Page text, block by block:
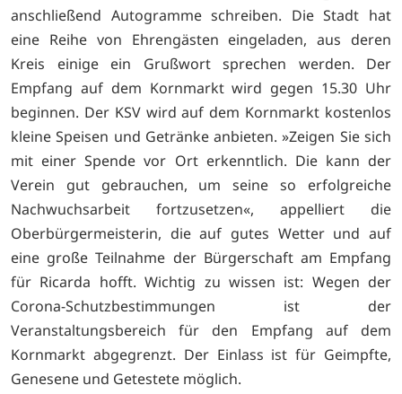
anschließend Autogramme schreiben. Die Stadt hat
eine Reihe von Ehrengästen eingeladen, aus deren
Kreis einige ein Grußwort sprechen werden. Der
Empfang auf dem Kornmarkt wird gegen 15.30 Uhr
beginnen. Der KSV wird auf dem Kornmarkt kostenlos
kleine Speisen und Getränke anbieten. »Zeigen Sie sich
mit einer Spende vor Ort erkenntlich. Die kann der
Verein gut gebrauchen, um seine so erfolgreiche
Nachwuchsarbeit fortzusetzen«, appelliert die
Oberbürgermeisterin, die auf gutes Wetter und auf
eine große Teilnahme der Bürgerschaft am Empfang
für Ricarda hofft. Wichtig zu wissen ist: Wegen der
Corona-Schutzbestimmungen ist der
Veranstaltungsbereich für den Empfang auf dem
Kornmarkt abgegrenzt. Der Einlass ist für Geimpfte,
Genesene und Getestete möglich.